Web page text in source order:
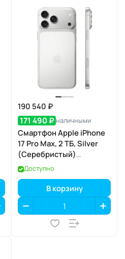
190 540 ₽
171 490 ₽ наличными
Смартфон Apple iPhone
17 Pro Max, 2 ТБ, Silver
(Серебристый)
SIM+eSIM
Доступно
В корзину